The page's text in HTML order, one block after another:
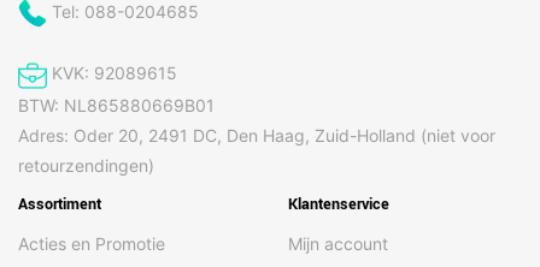
Tel: 088-0204685
KVK: 92089615
BTW: NL865880669B01
Adres: Oder 20, 2491 DC, Den Haag, Zuid-Holland (niet voor
retourzendingen)
Assortiment
Acties en Promotie
Klantenservice
Mijn account